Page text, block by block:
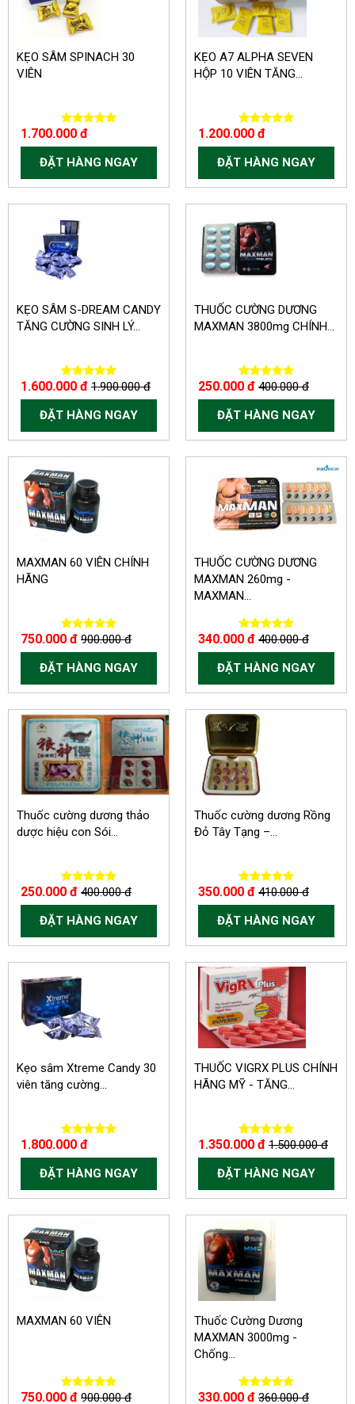
KẸO SÂM SPINACH 30
VIÊN
1.700.000 đ
ĐẶT HÀNG NGAY
KẸO A7 ALPHA SEVEN
HỘP 10 VIÊN TĂNG...
1.200.000 đ
ĐẶT HÀNG NGAY
KẸO SÂM S-DREAM CANDY
TĂNG CƯỜNG SINH LÝ...
1.600.000 đ 1.900.000 đ
ĐẶT HÀNG NGAY
-150.000 VND
THUỐC CƯỜNG DƯƠNG
MAXMAN 3800mg CHÍNH...
250.000 đ 400.000 đ
ĐẶT HÀNG NGAY
-150.000 VND
MAXMAN 60 VIÊN CHÍNH
HÃNG
750.000 đ 900.000 đ
ĐẶT HÀNG NGAY
-60.000 VND
THUỐC CƯỜNG DƯƠNG
MAXMAN 260mg -
MAXMAN...
340.000 đ 400.000 đ
ĐẶT HÀNG NGAY
-150.000 VND
Thuốc cường dương thảo
dược hiệu con Sói...
250.000 đ 400.000 đ
ĐẶT HÀNG NGAY
Thuốc cường dương Rồng
Đỏ Tây Tạng –...
350.000 đ 410.000 đ
ĐẶT HÀNG NGAY
Kẹo sâm Xtreme Candy 30
viên tăng cường...
1.800.000 đ
ĐẶT HÀNG NGAY
-150.000 VND
THUỐC VIGRX PLUS CHÍNH
HÃNG MỸ - TĂNG...
1.350.000 đ 1.500.000 đ
ĐẶT HÀNG NGAY
-150.000 VND
MAXMAN 60 VIÊN
750.000 đ 900.000 đ
Thuốc Cường Dương
MAXMAN 3000mg -
Chống...
330.000 đ 360.000 đ